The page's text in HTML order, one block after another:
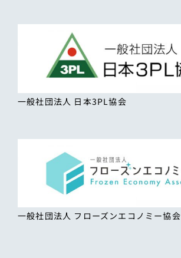
一般社団法人 日本3PL協会
一般社団法人 フローズンエコノミー協会